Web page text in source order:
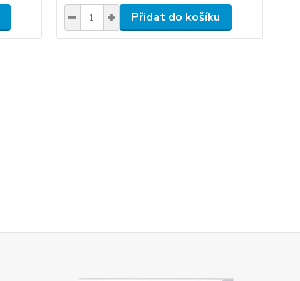
Přidat do košíku